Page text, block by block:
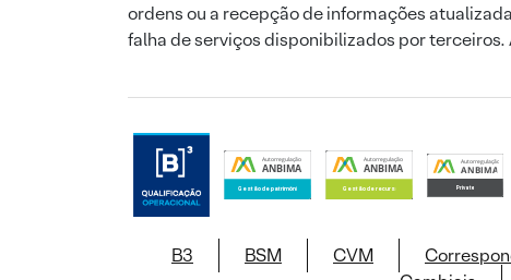
ordens ou a recepção de informações
falha de serviços disponibilizados por
B3 BSM CVM